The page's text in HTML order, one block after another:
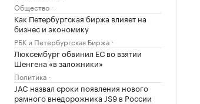
Общество
Как Петербургская биржа влияет на
бизнес и экономику
РБК и Петербургская Биржа
Люксембург обвинил ЕС во взятии
Шенгена «в заложники»
Политика
JAC назвал сроки появления нового
рамного внедорожника JS9 в России